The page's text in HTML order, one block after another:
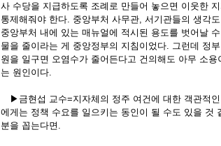
사 수당을 지급하도록 조례로 만들어 놓으면 이웃한
통제해줘야 한다. 중앙부처 사무관, 서기관들의 생각
중앙부처 내에 있는 매뉴얼에 적시된 용도를 벗어날
물을 줄이라는 게 중앙정부의 지침이었다. 그런데 정
원을 일구면 오염수가 줄어든다고 건의해도 아무 소
는 원인이다.
▶금현섭 교수=지자체의 정주 여건에 대한 객관적
에게는 정책 수요를 일으키는 동인이 될 수도 있을 것
분을 꼽는다면.